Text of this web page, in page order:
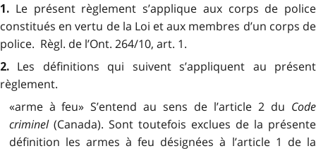
1. Le présent règlement s’applique aux corps de police
constitués en vertu de la Loi et aux membres d’un corps de
police. Règl. de l’Ont. 264/10, art. 1.
2. Les définitions qui suivent s’appliquent au présent
règlement.
«arme à feu» S’entend au sens de l’article 2 du Code
criminel(Canada). Sont toutefois exclues de la présente
définition les armes à feu désignées à l’article 1 de la